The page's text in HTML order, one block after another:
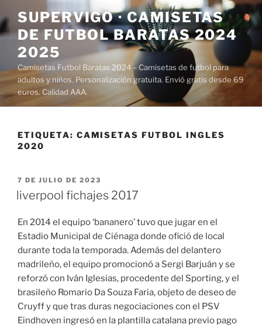
al
contenido
SUPERVIGO · CAMISETAS
DE FUTBOL BARATAS 2024
2025
Camisetas Futbol Baratas 2024 – Camisetas de futbol para
adultos y niños. Personalización gratuita. Envió gratis desde 69
euros. Calidad AAA.
ETIQUETA: CAMISETAS FUTBOL INGLES
2020
PUBLICADO
EL
7 DE JULIO DE 2023
liverpool fichajes 2017
En 2014 el equipo ‘bananero’ tuvo que jugar en el
Estadio Municipal de Ciénaga donde ofició de local
durante toda la temporada. Además del delantero
madrileño, el equipo promocionó a Sergi Barjuán y se
reforzó con Iván Iglesias, procedente del Sporting, y el
brasileño Romario Da Souza Faria, objeto de deseo de
Cruyff y que tras duras negociaciones con el PSV
Eindhoven ingresó en la plantilla catalana previo pago